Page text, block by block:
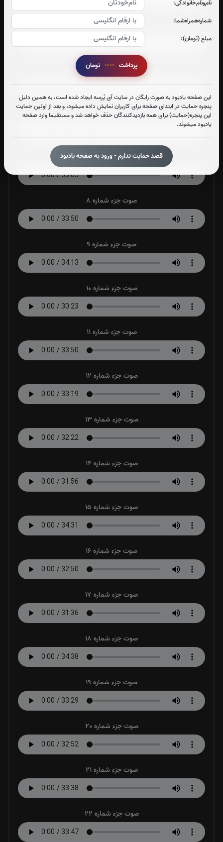
نام‌و‌نام‌خانوادگی:
شماره‌همراه‌شما:
مبلغ (تومان):
پرداخت ----
این صفحه یادبود به صورت رایگان در سایت آی پُرسه ایجاد شده است، به همین دلیل
پنجره حمایت در ابتدای صفحه برای کاربران نمایش داده میشود، و بعد از اولین حمایت
این پنجره(حمایت) برای همه بازدیدکنندگان حذف خواهد شد و مستقیما وارد صفحه
یادبود میشوند.
قصد حمایت ندارم - ورود به صفحه یادبود
صوت جزء شماره 4
صوت جزء شماره 5
صوت جزء شماره 6
صوت جزء شماره 7
صوت جزء شماره 8
صوت جزء شماره 9
صوت جزء شماره 10
صوت جزء شماره 11
صوت جزء شماره 12
صوت جزء شماره 13
صوت جزء شماره 14
صوت جزء شماره 15
صوت جزء شماره 16
صوت جزء شماره 17
صوت جزء شماره 18
صوت جزء شماره 19
صوت جزء شماره 20
صوت جزء شماره 21
صوت جزء شماره 22